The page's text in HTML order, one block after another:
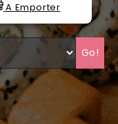
A Emporter
Go!